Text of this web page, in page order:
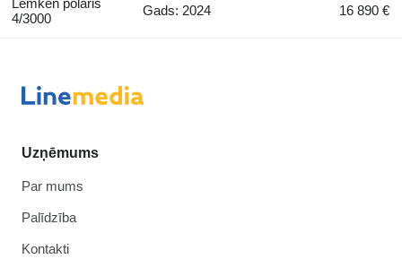
Lemken polaris
4/3000
Gads: 2024 16 890 €
Uzņēmums
Par mums
Palīdzība
Kontakti